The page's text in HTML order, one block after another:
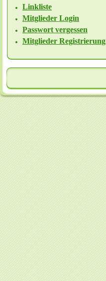
Linkliste
Mitglieder Login
Passwort vergessen
Mitglieder Registrierung